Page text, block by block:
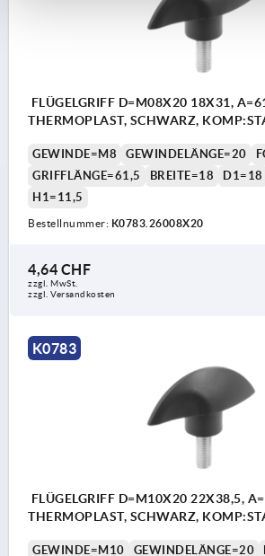
FLÜGELGRIFF D=M08X20 18X31,
THERMOPLAST, SCHWARZ,
GEWINDE=M8 GEWINDELÄNGE=20
GRIFFLÄNGE=61,5
BREITE=18 D1=18
H1=11,5
Bestellnummer: K0783.26008X20
4,64 CHF
zzgl. MwSt.
zzgl. Versandkosten
K0783
FLÜGELGRIFF D=M10X20 22X38,5,
THERMOPLAST, SCHWARZ,
GEWINDE=M10 GEWINDELÄNGE=20